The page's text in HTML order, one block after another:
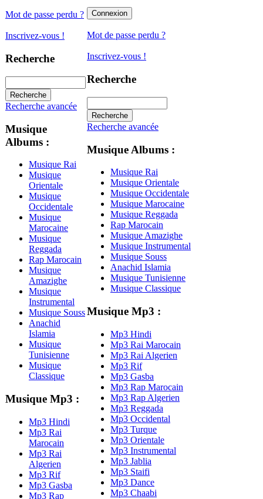
Mot de passe perdu ?
Inscrivez-vous !
Recherche
Recherche avancée
Musique
Albums :
Musique Rai
Musique
Orientale
Musique
Occidentale
Musique
Marocaine
Musique
Reggada
Rap Marocain
Musique
Amazighe
Musique
Instrumental
Musique Souss
Anachid
Islamia
Musique
Tunisienne
Musique
Classique
Musique Mp3 :
Mp3 Hindi
Mp3 Rai
Marocain
Mp3 Rai
Algerien
Mp3 Rif
Mp3 Gasba
Mp3 Rap
Mot de passe perdu ?
Inscrivez-vous !
Recherche
Recherche avancée
Musique Albums :
Musique Rai
Musique Orientale
Musique Occidentale
Musique Marocaine
Musique Reggada
Rap Marocain
Musique Amazighe
Musique Instrumental
Musique Souss
Anachid Islamia
Musique Tunisienne
Musique Classique
Musique Mp3 :
Mp3 Hindi
Mp3 Rai Marocain
Mp3 Rai Algerien
Mp3 Rif
Mp3 Gasba
Mp3 Rap Marocain
Mp3 Rap Algerien
Mp3 Reggada
Mp3 Occidental
Mp3 Turque
Mp3 Orientale
Mp3 Instrumental
Mp3 Jablia
Mp3 Staifi
Mp3 Dance
Mp3 Chaabi